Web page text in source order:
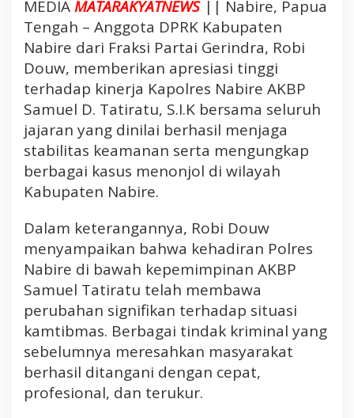
i
a
s
i
K
i
e
r
j
K
a
p
l
r
e
s
N
a
b
MEDIAMATARAKYATNEWS|| Nabire, Papua
Tengah – Anggota DPRK Kabupaten
Nabire dari Fraksi Partai Gerindra, Robi
Douw, memberikan apresiasi tinggi
terhadap kinerja Kapolres Nabire AKBP
Samuel D. Tatiratu, S.I.K bersama seluruh
jajaran yang dinilai berhasil menjaga
stabilitas keamanan serta mengungkap
berbagai kasus menonjol di wilayah
Kabupaten Nabire.
Dalam keterangannya, Robi Douw
menyampaikan bahwa kehadiran Polres
Nabire di bawah kepemimpinan AKBP
Samuel Tatiratu telah membawa
perubahan signifikan terhadap situasi
kamtibmas. Berbagai tindak kriminal yang
sebelumnya meresahkan masyarakat
berhasil ditangani dengan cepat,
profesional, dan terukur.